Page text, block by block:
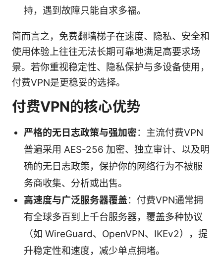
持，遇到故障只能自求多福。
简而言之，免费翻墙梯子在速度、隐私、安全和
使用体验上往往无法长期可靠地满足高要求场
景。若你重视稳定性、隐私保护与多设备使用，
付费VPN是更稳妥的选择。
付费VPN的核心优势
严格的无日志政策与强加密：主流付费VPN
普遍采用 AES-256 加密、独立审计、以及明
确的无日志政策，保护你的网络行为不被服
务商收集、分析或出售。
高速度与广泛服务器覆盖：付费VPN通常拥
有全球多百到上千台服务器，覆盖多种协议
（如 WireGuard、OpenVPN、IKEv2），提
升稳定性和速度，减少单点拥堵。